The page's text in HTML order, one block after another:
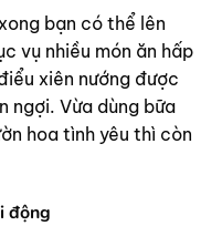
bạn có thể lên
vụ nhiều món ăn hấp
xiên nướng được
ngợi. Vừa dùng bữa
hoa tình yêu thì còn
động